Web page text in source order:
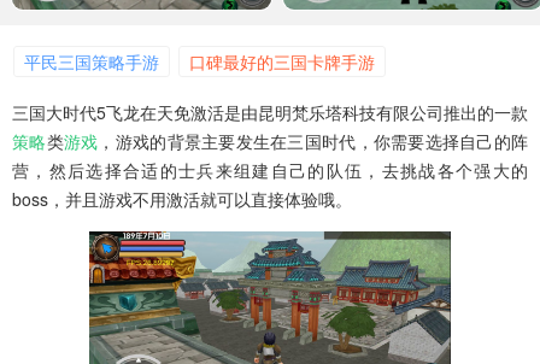
1百+款手游
1百+款手游
平民三国策略手游
口碑最好的三国卡牌手游
三国大时代5飞龙在天免激活是由昆明梵乐塔科技有限公司推出的一款
策略类游戏 ，游戏的背景主要发生在三国时代，你需要选择自己的阵
营，然后选择合适的士兵来组建自己的队伍，去挑战各个强大的
boss，并且游戏不用激活就可以直接体验哦。